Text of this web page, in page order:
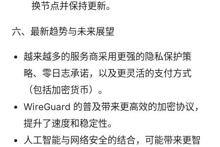
换节点并保持更新。
六、最新趋势与未来展望
越来越多的服务商采用更强的隐私保护策
略、零日志承诺，以及更灵活的支付方式
（包括加密货币）。
WireGuard 的普及带来更高效的加密协议，
提升了速度和稳定性。
人工智能与网络安全的结合，可能带来更智